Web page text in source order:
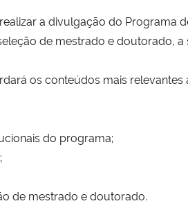
a divulgação do Programa
de mestrado e doutorado,
os conteúdos mais
do programa;
de mestrado e doutorado.